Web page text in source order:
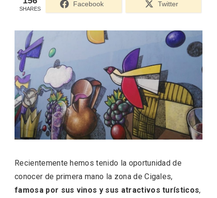
SHARES
Facebook Twitter
Recientemente hemos tenido la oportunidad de
conocer de primera mano la zona de Cigales,
famosa por sus vinos y sus atractivos turísticos,
ACCEDER
Ultimas entradas